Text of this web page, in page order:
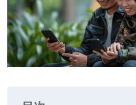
システム開発
AI開発・インテグレーション
すべての開発サービス▸
CSR
ブログ
お問い合わせ